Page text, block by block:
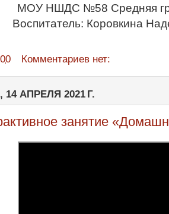
МОУ НШДС №58 Средняя
Воспитатель: Коровкина
Комментариев нет:
АПРЕЛЯ 2021 Г.
занятие